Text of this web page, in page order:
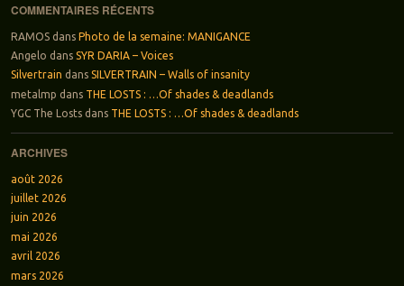
COMMENTAIRES RÉCENTS
RAMOSdans Photo de la semaine: MANIGANCE
Angelo dans SYR DARIA – Voices
Silvertrain dans SILVERTRAIN – Walls of insanity
metalmp dans THE LOSTS : …Of shades & deadlands
YGC The Lostsdans THE LOSTS : …Of shades & deadlands
ARCHIVES
août 2026
juillet 2026
juin 2026
mai 2026
avril 2026
mars 2026